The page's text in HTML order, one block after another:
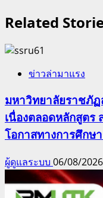
Related
ข่าวล่ามาแรง
มหาวิทยาลัยราชภั
เนื่องตลอดหลักสูตร
โอกาสทางการศึกษ
ผู้ดูแลระบบ 06/08/2026